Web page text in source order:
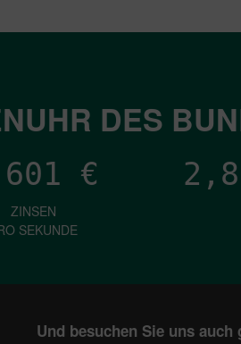
DES
€
ZINSEN
SEKUNDE
Und besuchen Sie uns